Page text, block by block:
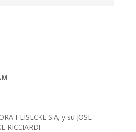
HEISECKE S.A, y su JOSE
RICCIARDI